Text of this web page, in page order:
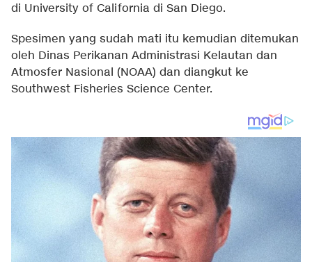
di University of California di San Diego.
Spesimen yang sudah mati itu kemudian ditemukan
oleh Dinas Perikanan Administrasi Kelautan dan
Atmosfer Nasional (NOAA) dan diangkut ke
Southwest Fisheries Science Center.